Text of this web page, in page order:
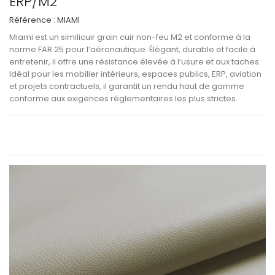
Référence : MIAMI
Miami est un similicuir grain cuir non-feu M2 et conforme à la
norme FAR 25 pour l’aéronautique. Élégant, durable et facile à
entretenir, il offre une résistance élevée à l’usure et aux taches.
Idéal pour les mobilier intérieurs, espaces publics, ERP, aviation
et projets contractuels, il garantit un rendu haut de gamme
conforme aux exigences réglementaires les plus strictes.